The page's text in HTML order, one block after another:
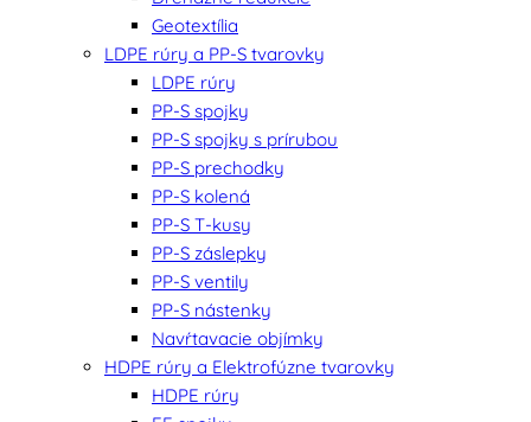
Geotextília
LDPE rúry a PP-S tvarovky
LDPE rúry
PP-S spojky
PP-S spojky s prírubou
PP-S prechodky
PP-S kolená
PP-S T-kusy
PP-S záslepky
PP-S ventily
PP-S nástenky
Navŕtavacie objímky
HDPE rúry a Elektrofúzne tvarovky
HDPE rúry